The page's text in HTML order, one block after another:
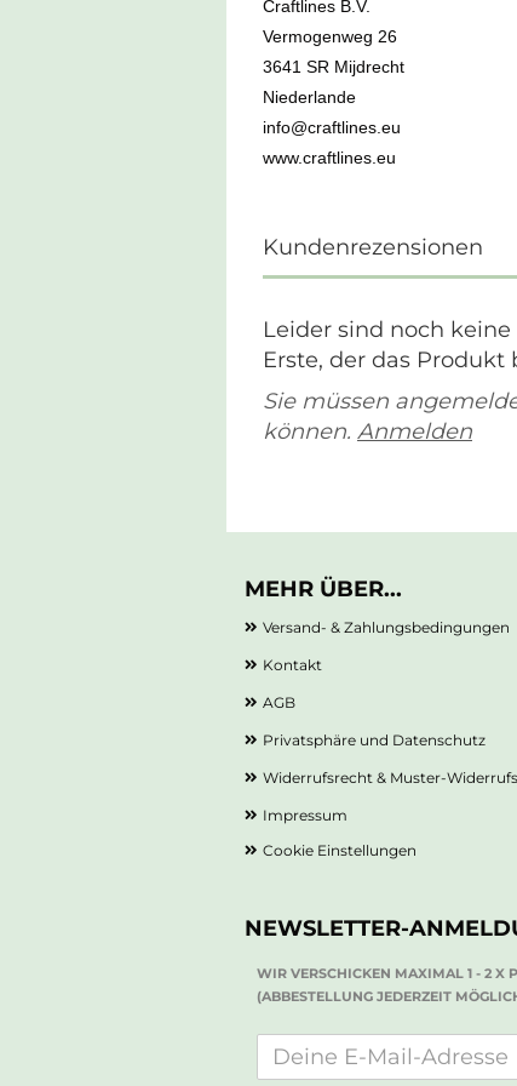
Craftlines B.V.
Vermogenweg 26
3641 SR Mijdrecht
Niederlande
info@craftlines.eu
www.craftlines.eu
Kundenrezensionen
Leider sind noch
Erste, der das Produkt
Sie müssen
können. Anmelden
MEHR ÜBER...
Versand- & Zahlungsbedingungen
Kontakt
AGB
Privatsphäre und Datenschutz
Widerrufsrecht & Muster-
Impressum
Cookie Einstellungen
NEWSLETTER-
WIR VERSCHICKEN MAXIMAL 1 - 2 X
(ABBESTELLUNG JEDERZEIT